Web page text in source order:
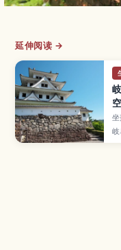
延伸阅读 →
坐
为